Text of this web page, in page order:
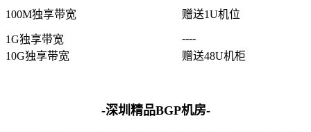
华南电信机房
深圳南山沙河机房
100M独享带宽 赠送1U机位
1G独享带宽
----
10G独享带宽
赠送48U机柜
-深圳精品BGP机房-